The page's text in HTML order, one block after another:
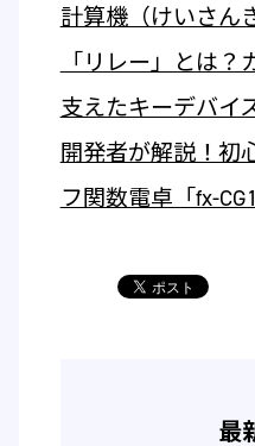
計算機（けいさん
「リレー」とは
支えたキーデバイ
開発者が解説！初
フ関数電卓「fx-
最